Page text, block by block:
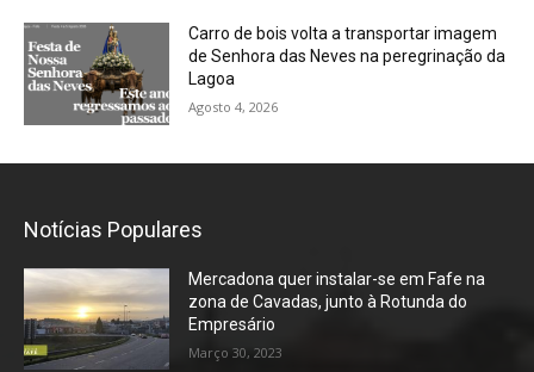
Carro de bois volta a transportar imagem
de Senhora das Neves na peregrinação da
Lagoa
Agosto 4, 2026
Notícias Populares
Mercadona quer instalar-se em Fafe na
zona de Cavadas, junto à Rotunda do
Empresário
Março 30, 2023